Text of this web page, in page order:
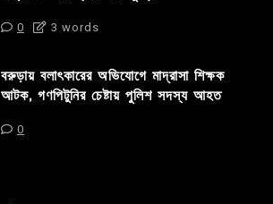
0 3 words
বরুড়ায় বলাৎকারের অভিযোগে মাদ্রাসা শিক্ষক
আটক, গণপিটুনির চেষ্টায় পুলিশ সদস্য আহত
0